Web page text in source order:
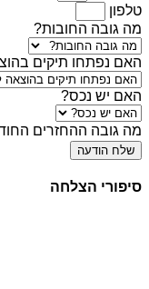
טלפון
מה גובה החובות?
האם נפתחו תיקים
האם יש נכס?
מה גובה ההחזרים
שלח הודעה
סיפורי הצלחה